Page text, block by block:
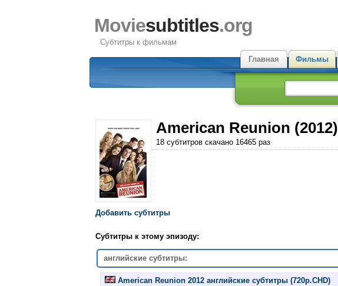
Moviesubtitles.org
Субтитры к фильмам
Главная
Фильмы
American Reunion (2012)
18 субтитров скачано 16465 раз
Добавить субтитры
Субтитры к этому эпизоду:
английские субтитры:
American Reunion 2012 английские субтитры (720p.CHD)